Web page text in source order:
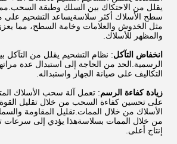
يقلل من الاحتكاك بين السلك وطبقة السحب.مما
سطح الأسلاك أكثر سلاسةيساعد التشحيم على
مثل الخدوش والعلامات وخامة السطح، مما يعزز
والمظهر للأسلاك.
انخفاض التآكل: نظام التشحيم يقلل من التآكل
الرسمية.الحد من الحاجة إلى استبدال عدة
التكاليف على صيانة الجهاز واستبداله.
زيادة كفاءة الرسم: تعمل آلة سحب الأسلاك
على تحسين كفاءة السحب من خلال تقليل
الأسلاك من خلال الممات.تقليل المقاومة
من خلال الممات بسلاسةهذا يؤدي إلى
إنتاج أعلى.